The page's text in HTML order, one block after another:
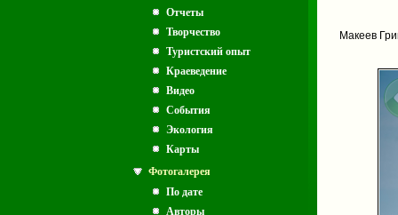
Отчеты
Творчество
Туристский опыт
Краеведение
Видео
События
Экология
Карты
Фотогалерея
По дате
Авторы
Макеев